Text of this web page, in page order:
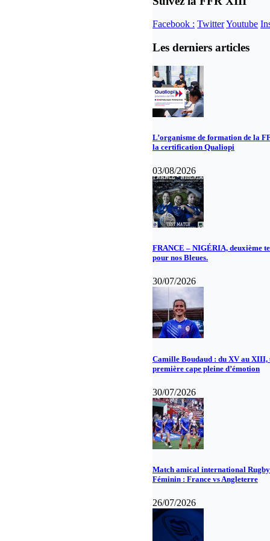
Facebook : TwitterYoutube
Les derniers articles
L’organisme de formation de la
la certification Qualiopi
03/08/2026
FRANCE – NIGÉRIA, deuxième
pour nos Bleues.
30/07/2026
Camille Boudaud : du XV au XIII,
première cape pleine d’émotion
30/07/2026
Match amical international
Féminin : France vs Angleterre
26/07/2026